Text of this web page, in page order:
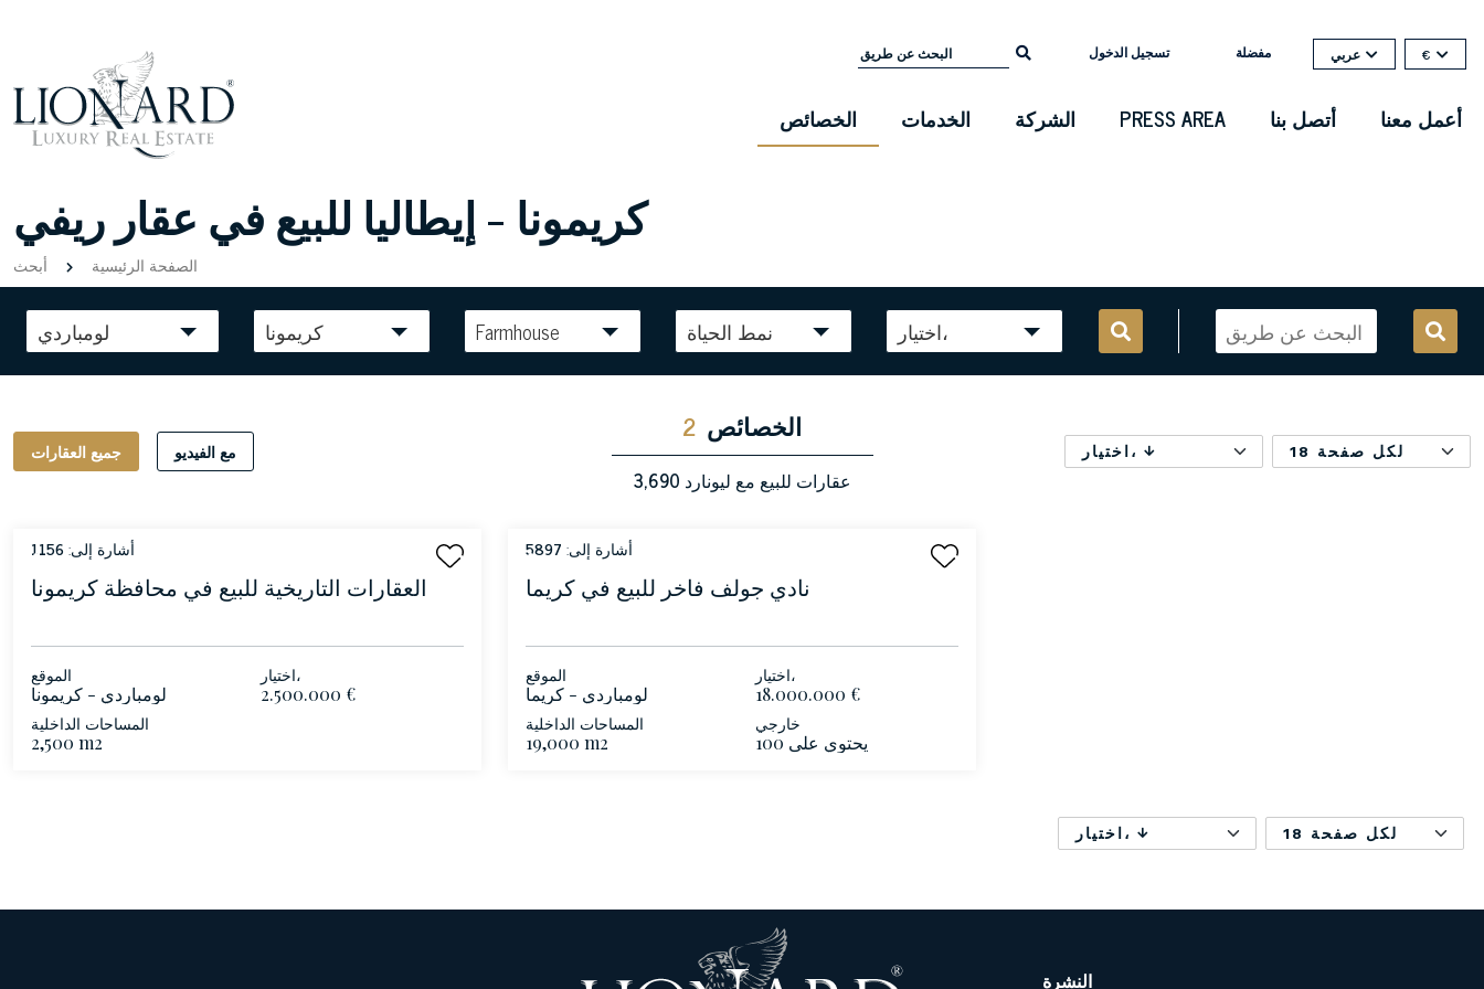
تسجيل الدخول مفضلة عربي €
الخصائص الخدمات الشركة PRESS AREA أتصل بنا أعمل معنا
كريمونا - إيطاليا للبيع في عقار ريفي
الصفحة الرئيسية أبحث
لومباردي كريمونا Farmhouse نمط الحياة اختيار،
جميع العقارات مع الفيديو
2 الخصائص
3,690 عقارات للبيع مع ليونارد
اختيار، 18 لكل صفحة
أشارة إلى: 1156
العقارات التاريخية للبيع في محافظة كريمونا
الموقع
لومباردي - كريمونا
اختيار،
2.500.000 €
المساحات الداخلية
2,500 m2
أشارة إلى: 5897
نادي جولف فاخر للبيع في كريما
الموقع
لومباردي - كريما
اختيار،
18.000.000 €
المساحات الداخلية
19,000 m2
خارجي
100 يحتوي على
اختيار، 18 لكل صفحة
النشرة